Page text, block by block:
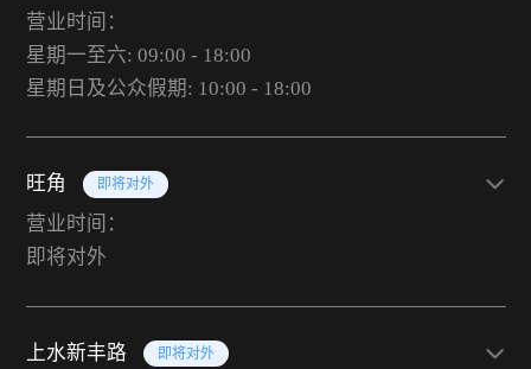
营业时间：
星期一至六: 09:00 - 18:00
星期日及公众假期: 10:00 - 18:00
旺角 即将对外
营业时间：
即将对外
上水新丰路 即将对外